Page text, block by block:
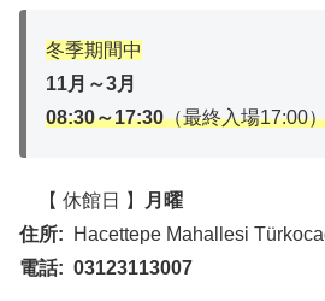
冬季期間中
11月～3月
08:30～17:30（最終入場17:00
【 休館日 】
月曜
住所: Hacettepe Mahallesi
電話: 03123113007